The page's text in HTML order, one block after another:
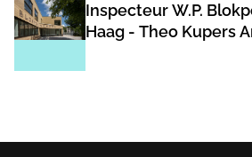
Inspecteur W.P.
Haag - Theo Kupers